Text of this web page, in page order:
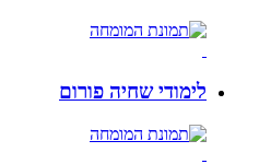
לימודי שחיה פורום